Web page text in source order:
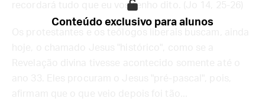
recordará tudo que eu vos tenho dito. (Jo 14, 25-26)
Conteúdo exclusivo para alunos